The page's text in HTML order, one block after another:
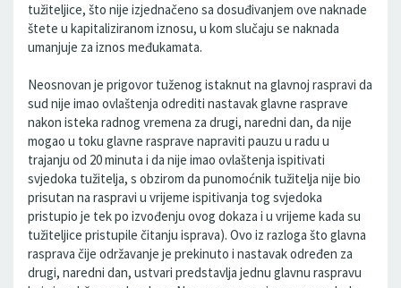
tužiteljice, što nije izjednačeno sa dosuđivanjem ove naknade
štete u kapitaliziranom iznosu, u kom slučaju se naknada
umanjuje za iznos međukamata.
Neosnovan je prigovor tuženog istaknut na glavnoj raspravi da
sud nije imao ovlaštenja odrediti nastavak glavne rasprave
nakon isteka radnog vremena za drugi, naredni dan, da nije
mogao u toku glavne rasprave napraviti pauzu u radu u
trajanju od 20 minuta i da nije imao ovlaštenja ispitivati
svjedoka tužitelja, s obzirom da punomoćnik tužitelja nije bio
prisutan na raspravi u vrijeme ispitivanja tog svjedoka
pristupio je tek po izvođenju ovog dokaza i u vrijeme kada su
tužiteljice pristupile čitanju isprava). Ovo iz razloga što glavna
rasprava čije održavanje je prekinuto i nastavak određen za
drugi, naredni dan, ustvari predstavlja jednu glavnu raspravu